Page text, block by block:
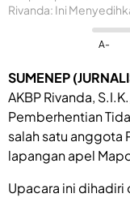
Rivanda: Ini
A-
SUMENEP
AKBP Rivanda,
Pemberhentian
salah satu anggota
lapangan apel
Upacara ini